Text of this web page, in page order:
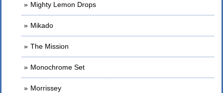
Mighty Lemon Drops
Mikado
The Mission
Monochrome Set
Morrissey